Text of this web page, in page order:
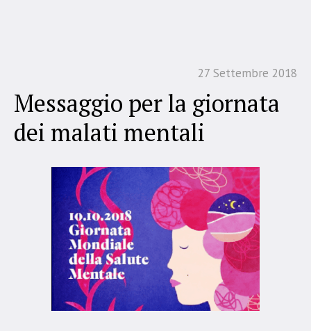
27 Settembre 2018
Messaggio per la giornata
dei malati mentali